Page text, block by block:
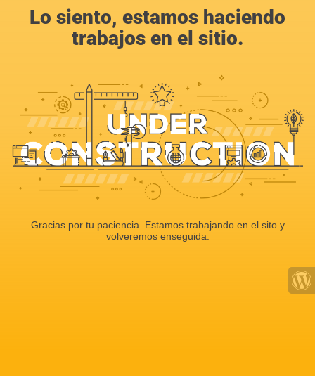
Lo siento, estamos haciendo
trabajos en el sitio.
Gracias por tu paciencia. Estamos trabajando en el sito y
volveremos enseguida.